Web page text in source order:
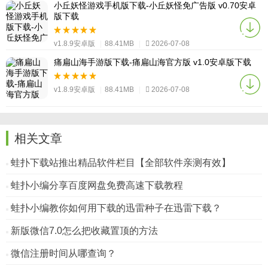
小丘妖怪游戏手机版下载-小丘妖怪免广告版 v0.70安卓
版下载
v1.8.9安卓版 88.41MB 2026-07-08
痛扁山海手游版下载-痛扁山海官方版 v1.0安卓版下载
v1.8.9安卓版 88.41MB 2026-07-08
相关文章
蛙扑下载站推出精品软件栏目【全部软件亲测有效】
蛙扑小编分享百度网盘免费高速下载教程
蛙扑小编教你如何用下载的迅雷种子在迅雷下载？
新版微信7.0怎么把收藏置顶的方法
微信注册时间从哪查询？